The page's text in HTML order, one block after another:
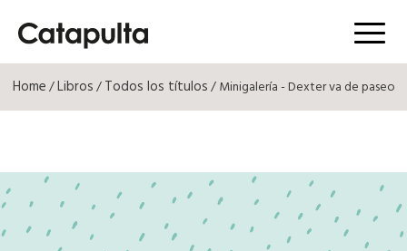
Menú
Home/Libros/Todos los títulos/ Minigalería - Dexter va de paseo